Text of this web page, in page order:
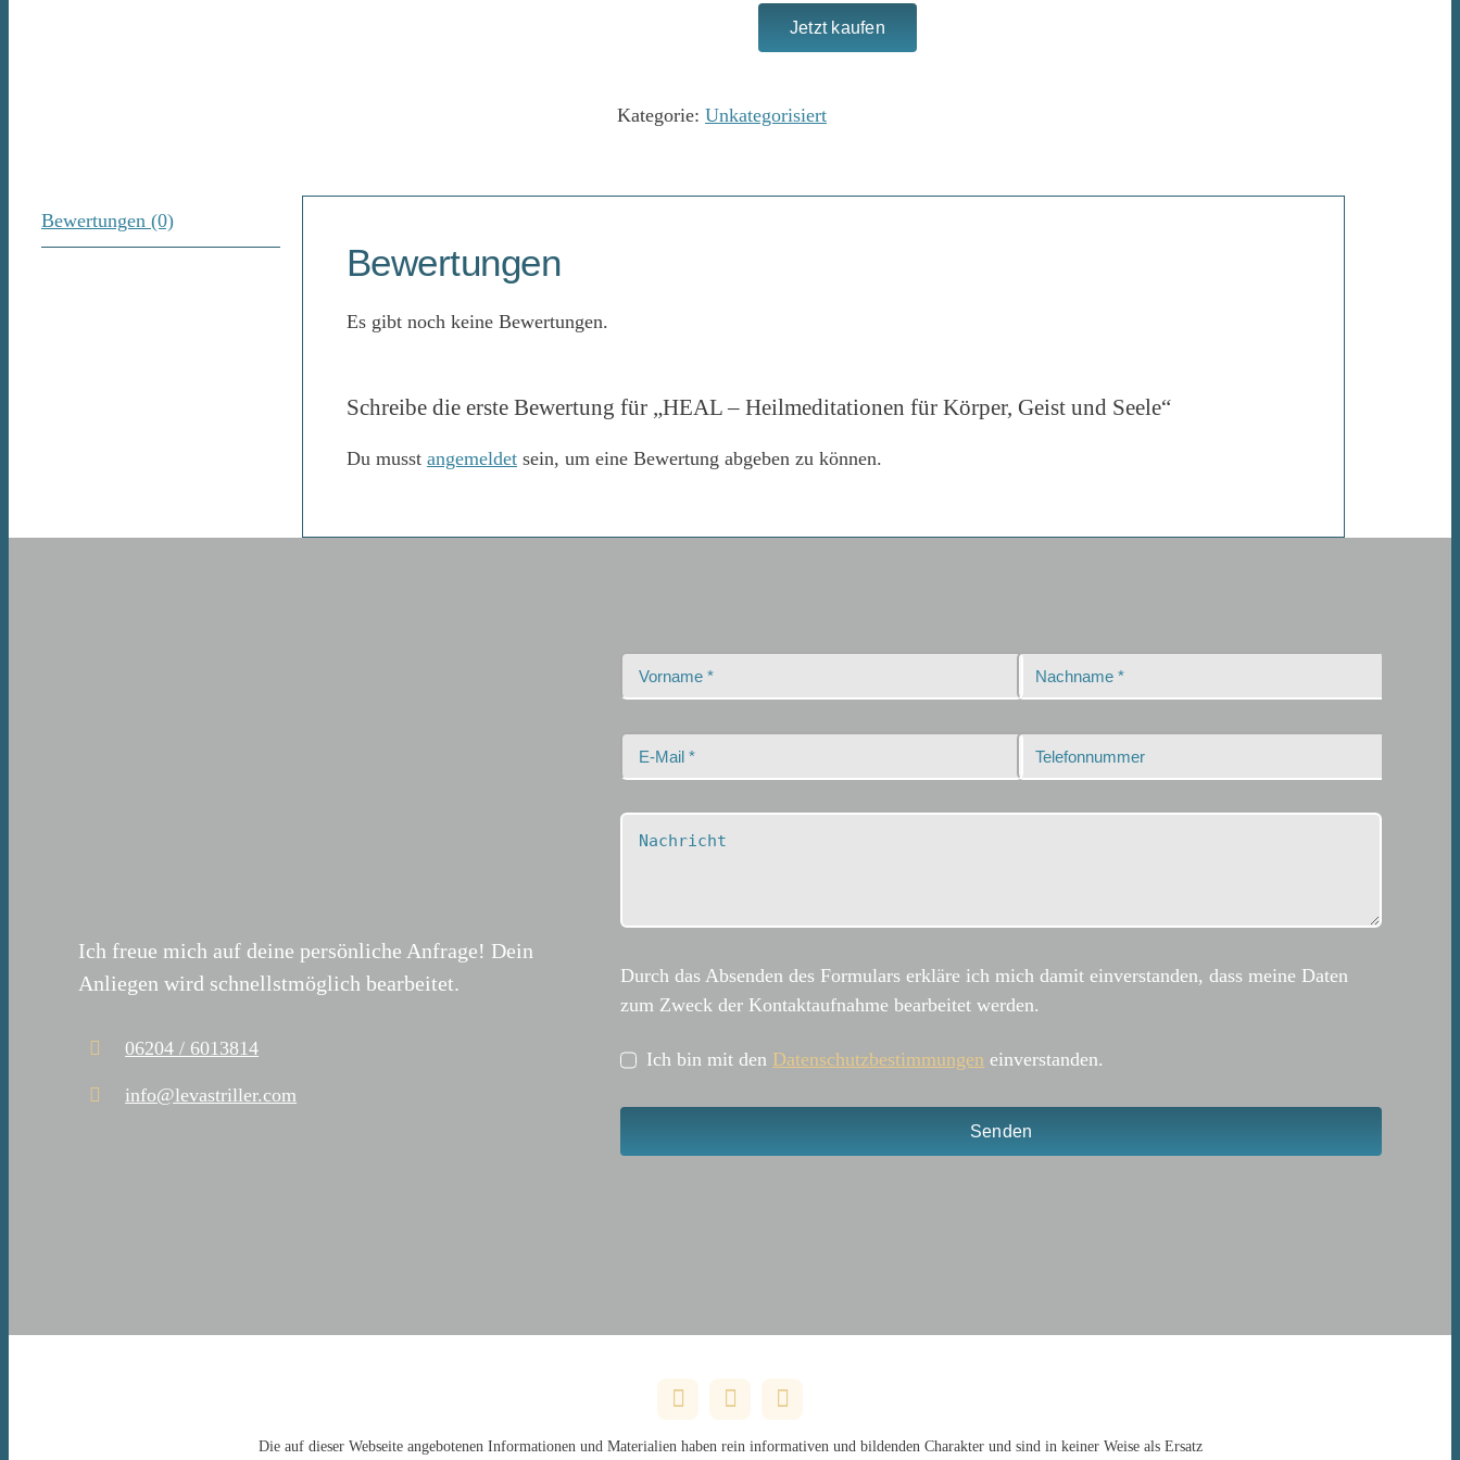
für
Jetzt kaufen
Kategorie: Unkategorisiert
Bewertungen (0)
Bewertungen
Es gibt noch keine Bewertungen.
Schreibe die erste Bewertung für „HEAL – Heilmeditationen für Körper, Geist und Seele“
Du musst angemeldet sein, um eine Bewertung abgeben zu können.
Ich freue mich auf deine persönliche Anfrage! Dein
Anliegen wird schnellstmöglich bearbeitet.
06204 / 6013814
info@levastriller.com
Durch das Absenden des Formulars erkläre ich mich damit einverstanden, dass meine Daten
zum Zweck der Kontaktaufnahme bearbeitet werden.
Ich bin mit den Datenschutzbestimmungen einverstanden.
Senden
Die auf dieser Webseite angebotenen Informationen und Materialien haben rein informativen und bildenden Charakter und sind in keiner Weise als Ersatz